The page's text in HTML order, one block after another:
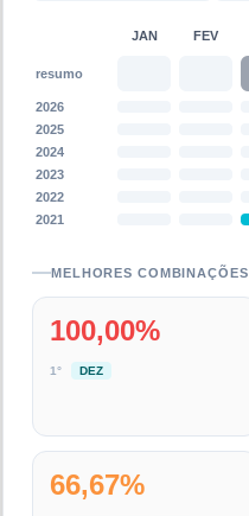
JAN FEV
resumo
2026
2025
2024
2023
2022
2021
MELHORES COMBINAÇÕES
100,00%
1° DEZ
66,67%